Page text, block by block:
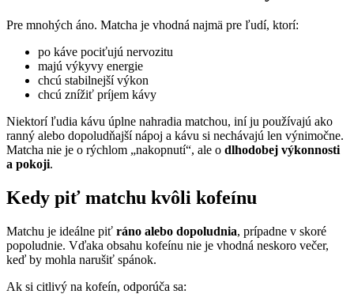
Pre mnohých áno. Matcha je vhodná najmä pre ľudí, ktorí:
po káve pociťujú nervozitu
majú výkyvy energie
chcú stabilnejší výkon
chcú znížiť príjem kávy
Niektorí ľudia kávu úplne nahradia matchou, iní ju používajú ako
ranný alebo dopoludňajší nápoj a kávu si nechávajú len výnimočne.
Matcha nie je o rýchlom „nakopnutí“, ale o dlhodobej výkonnosti
a pokoji.
Kedy piť matchu kvôli kofeínu
Matchu je ideálne piť ráno alebo dopoludnia, prípadne v skoré
popoludnie. Vďaka obsahu kofeínu nie je vhodná neskoro večer,
keď by mohla narušiť spánok.
Ak si citlivý na kofeín, odporúča sa: